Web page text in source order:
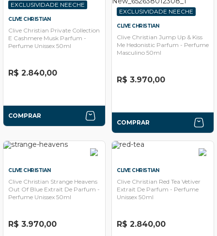
EXCLUSIVIDADE NEECHE
CLIVE CHRISTIAN
Clive Christian Private Collection
E Cashmere Musk Parfum -
Perfume Unissex 50ml
R$ 2.840,00
COMPRAR
EXCLUSIVIDADE NEECHE
CLIVE CHRISTIAN
Clive Christian Jump Up & Kiss
Me Hedonistic Parfum - Perfume
Masculino 50ml
R$ 3.970,00
COMPRAR
CLIVE CHRISTIAN
Clive Christian Strange Heavens
Out Of Blue Extrait De Parfum -
Perfume Unissex 50ml
R$ 3.970,00
CLIVE CHRISTIAN
Clive Christian Red Tea Vetiver
Extrait De Parfum - Perfume
Unissex 50ml
R$ 2.840,00